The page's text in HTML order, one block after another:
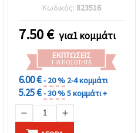
Κωδικός: 823516
7.50€ για1 κομμάτι
ΕΚΠΤΏΣΕΙΣ
ΓΙΑ ΠΟΣΌΤΗΤΑ
6.00 €- 20 % 2-4 κομμάτι
5.25 €- 30 %5 κομμάτι +